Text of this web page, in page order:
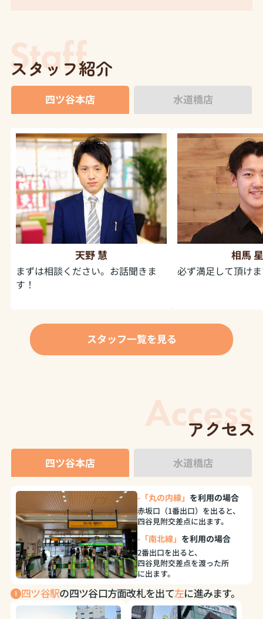
スタッフ紹介
四ツ谷本店 水道橋店
天野 慧
まずは相談ください。お話聞きま
す！
相馬
必ず満足して頂け
スタッフ一覧を見る
アクセス
四ツ谷本店 水道橋店
-「丸の内線」 を利用の場合
赤坂口（1番出口）を出ると、
四谷見附交差点に出ます。
-「南北線」 を利用の場合
2番出口を出ると、
四谷見附交差点を渡った所
に出ます。
四ツ谷駅の四ツ谷口方面改札を出て左に進みます。